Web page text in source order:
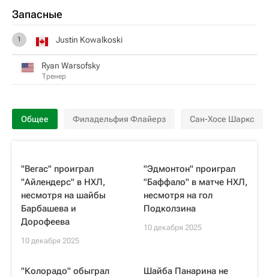
Запасные
1 Justin Kowalkoski
Ryan Warsofsky
Тренер
Общее Филадельфия Флайерз Сан-Хосе Шаркс
"Вегас" проиграл
"Айлендерс" в НХЛ,
несмотря на шайбы
Барбашева и
Дорофеева
10 декабря 2025
"Эдмонтон" проиграл
"Баффало" в матче НХЛ,
несмотря на гол
Подколзина
10 декабря 2025
"Колорадо" обыграл
Шайба Панарина не